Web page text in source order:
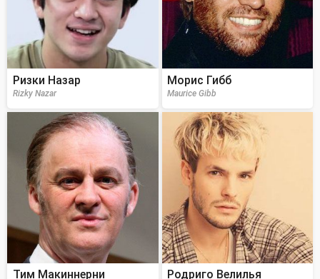
Ризки Назар
Rizky Nazar
Морис Гибб
Maurice Gibb
Тим Макиннерни Родриго Велилья